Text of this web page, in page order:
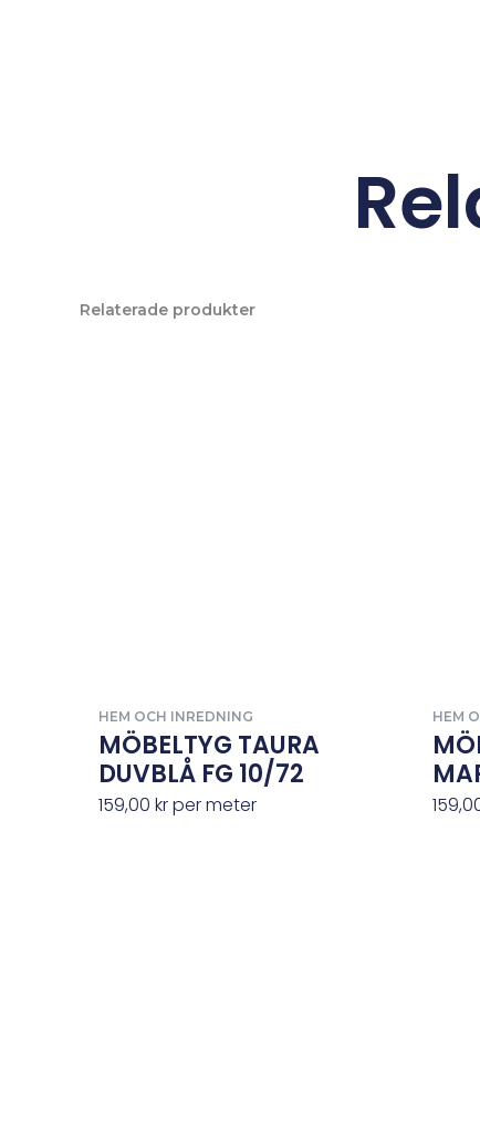
Relaterade produkter
HEM OCH INREDNING
MÖBELTYG TAURA
DUVBLÅ FG 10/72
159,00 krper meter
HEM